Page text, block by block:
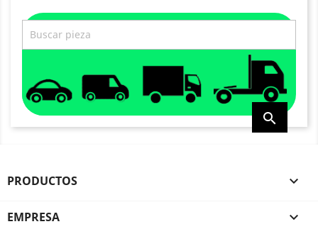

PRODUCTOS 
EMPRESA 